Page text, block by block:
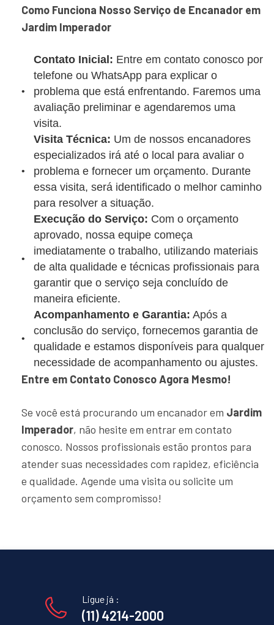
Como Funciona Nosso Serviço de Encanador em
Jardim Imperador
Contato Inicial: Entre em contato conosco por
telefone ou WhatsApp para explicar o
problema que está enfrentando. Faremos uma
avaliação preliminar e agendaremos uma
visita.
Visita Técnica: Um de nossos encanadores
especializados irá até o local para avaliar o
problema e fornecer um orçamento. Durante
essa visita, será identificado o melhor caminho
para resolver a situação.
Execução do Serviço: Com o orçamento
aprovado, nossa equipe começa
imediatamente o trabalho, utilizando materiais
de alta qualidade e técnicas profissionais para
garantir que o serviço seja concluído de
maneira eficiente.
Acompanhamento e Garantia: Após a
conclusão do serviço, fornecemos garantia de
qualidade e estamos disponíveis para qualquer
necessidade de acompanhamento ou ajustes.
Entre em Contato Conosco Agora Mesmo!
Se você está procurando um encanador em Jardim
Imperador, não hesite em entrar em contato
conosco. Nossos profissionais estão prontos para
atender suas necessidades com rapidez, eficiência
e qualidade. Agende uma visita ou solicite um
orçamento sem compromisso!
Ligue já :
(11) 4214-2000